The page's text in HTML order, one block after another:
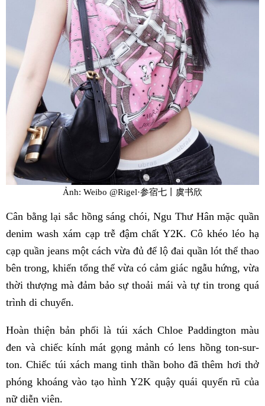
Ảnh: Weibo @Rigel·参宿七丨虞书欣
Cân bằng lại sắc hồng sáng chói, Ngu Thư Hân mặc quần
denim wash xám cạp trễ đậm chất Y2K. Cô khéo léo hạ
cạp quần jeans một cách vừa đủ để lộ đai quần lót thể thao
bên trong, khiến tổng thể vừa có cảm giác ngẫu hứng, vừa
thời thượng mà đảm bảo sự thoải mái và tự tin trong quá
trình di chuyển.
Hoàn thiện bản phối là túi xách Chloe Paddington màu
đen và chiếc kính mát gọng mảnh có lens hồng ton-sur-
ton. Chiếc túi xách mang tinh thần boho đã thêm hơi thở
phóng khoáng vào tạo hình Y2K quậy quái quyến rũ của
nữ diễn viên.